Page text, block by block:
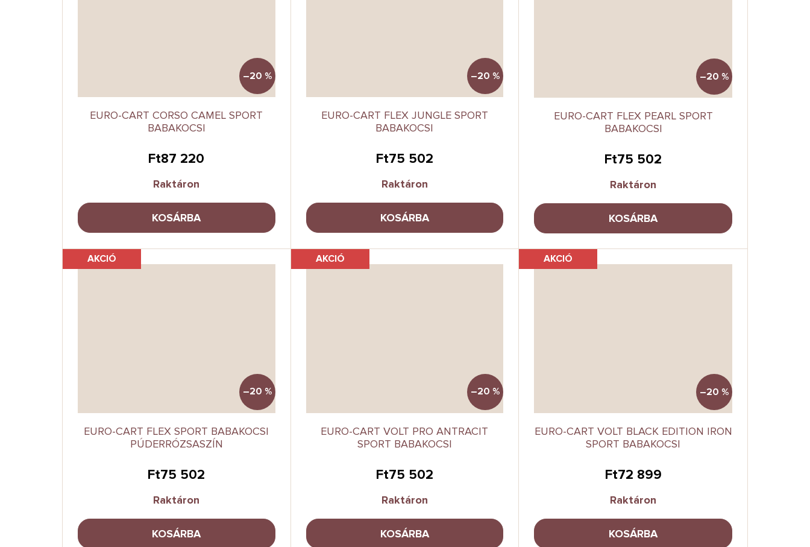
–20 %
EURO-CART CORSO CAMEL SPORT
BABAKOCSI
Ft87 220
Raktáron
KOSÁRBA
–20 %
EURO-CART FLEX JUNGLE SPORT
BABAKOCSI
Ft75 502
Raktáron
KOSÁRBA
–20 %
EURO-CART FLEX PEARL SPORT
BABAKOCSI
Ft75 502
Raktáron
KOSÁRBA
AKCIÓ
–20 %
EURO-CART FLEX SPORT BABAKOCSI
PÚDERRÓZSASZÍN
Ft75 502
Raktáron
KOSÁRBA
AKCIÓ
–20 %
EURO-CART VOLT PRO ANTRACIT
SPORT BABAKOCSI
Ft75 502
Raktáron
KOSÁRBA
AKCIÓ
–20 %
EURO-CART VOLT BLACK EDITION IRON
SPORT BABAKOCSI
Ft72 899
Raktáron
KOSÁRBA